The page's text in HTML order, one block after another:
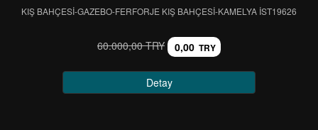
KIŞ BAHÇESİ-GAZEBO-FERFORJE KIŞ BAHÇESİ-KAMELYA IST19626
60.000,00 TRY 0,00 TRY
Detay